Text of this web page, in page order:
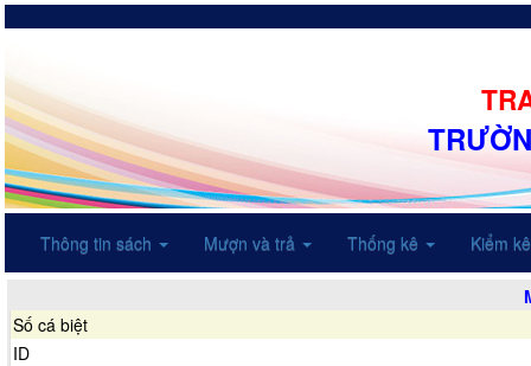
Thông tin sách Mượn và trả Thống kê Kiểm
Số cá biệt
ID